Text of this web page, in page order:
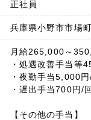
正社員
兵庫県小野市市場
月給265,000～
・処遇改善手当等
・夜勤手当5,000
・遅出手当700円/
【その他の手当】